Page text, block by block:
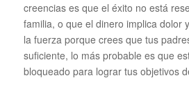
creencias es que el éxito no está
familia, o que el dinero implica dolor
la fuerza porque crees que tus
suficiente, lo más probable es que
bloqueado para lograr tus objetivos